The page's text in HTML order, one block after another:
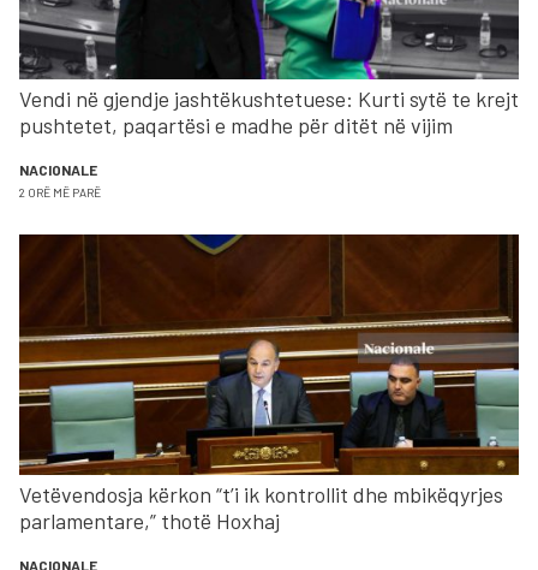
Vendi në gjendje jashtëkushtetuese: Kurti sytë te krejt
pushtetet, paqartësi e madhe për ditët në vijim
NACIONALE
2 ORË MË PARË
Vetëvendosja kërkon “t’i ik kontrollit dhe mbikëqyrjes
parlamentare,” thotë Hoxhaj
NACIONALE